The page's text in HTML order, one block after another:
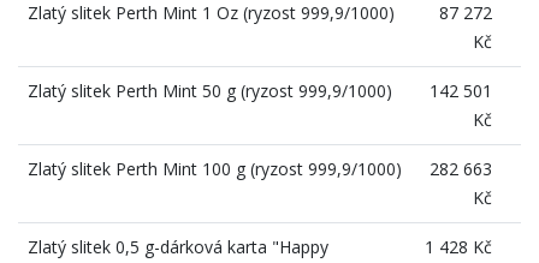
Zlatý slitek Perth Mint 1 Oz (ryzost 999,9/1000)
87 272
Kč
Zlatý slitek Perth Mint 50 g (ryzost 999,9/1000)
142 501
Kč
Zlatý slitek Perth Mint 100 g (ryzost 999,9/1000)
282 663
Kč
Zlatý slitek 0,5 g-dárková karta "Happy
1 428 Kč